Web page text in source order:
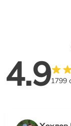
4.91799